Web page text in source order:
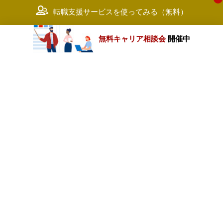
転職支援サービスを使ってみる（無料）
無料キャリア相談会 開催中